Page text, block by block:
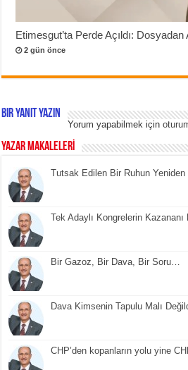
Etimesgut’ta Perde Açıldı: Dosyadan
2 gün önce
Bir yanıt yazın
Yorum yapabilmek için
YAZAR MAKALELERİ
Tutsak Edilen Bir Ruhun
Tek Adaylı Kongrelerin
Bir Gazoz, Bir Dava, Bir Soru…
Dava Kimsenin Tapulu Malı
CHP’den kopanların yolu yine